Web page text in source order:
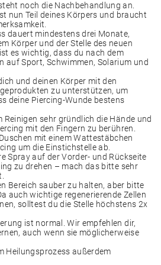
noch die Nachbehandlung an.
nun Teil deines Körpers und braucht
dauert mindestens drei Monate,
Körper und der Stelle des neuen
es wichtig, dass du nach dem
auf Sport, Schwimmen, Solarium und
und deinen Körper mit den
zu unterstützen, um
deine Piercing-Wunde bestens
Reinigen sehr gründlich die Hände und
mit den Fingern zu berühren.
mit einem Wattestäbchen
um die Einstichstelle ab.
Spray auf der Vorder- und Rückseite
zu drehen ­– mach das bitte sehr
Bereich sauber zu halten, aber bitte
auch wichtige regenerierende Zellen
solltest du die Stelle höchstens 2x
ist normal. Wir empfehlen dir,
auch wenn sie möglicherweise
Heilungsprozess außerdem